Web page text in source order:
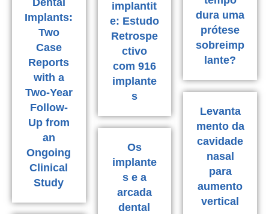
implantit
e: Estudo
Retrospe
ctivo
com 916
implante
s
Implants:
Two
Case
Reports
with a
Two-Year
Follow-
Up from
an
Ongoing
Clinical
Study
dura uma
prótese
sobreimp
lante?
Levanta
mento da
cavidade
nasal
para
aumento
vertical
Os
implante
s e a
arcada
dental